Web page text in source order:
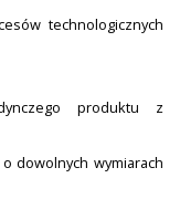
technologicznych
produktu z
dowolnych wymiarach